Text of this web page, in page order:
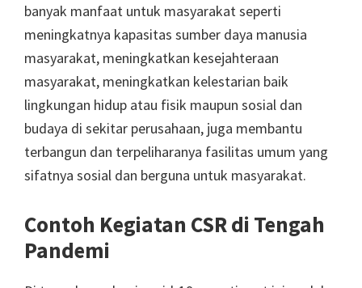
banyak manfaat untuk masyarakat seperti
meningkatnya kapasitas sumber daya manusia
masyarakat, meningkatkan kesejahteraan
masyarakat, meningkatkan kelestarian baik
lingkungan hidup atau fisik maupun sosial dan
budaya di sekitar perusahaan, juga membantu
terbangun dan terpeliharanya fasilitas umum yang
sifatnya sosial dan berguna untuk masyarakat.
Contoh Kegiatan CSR di Tengah
Pandemi